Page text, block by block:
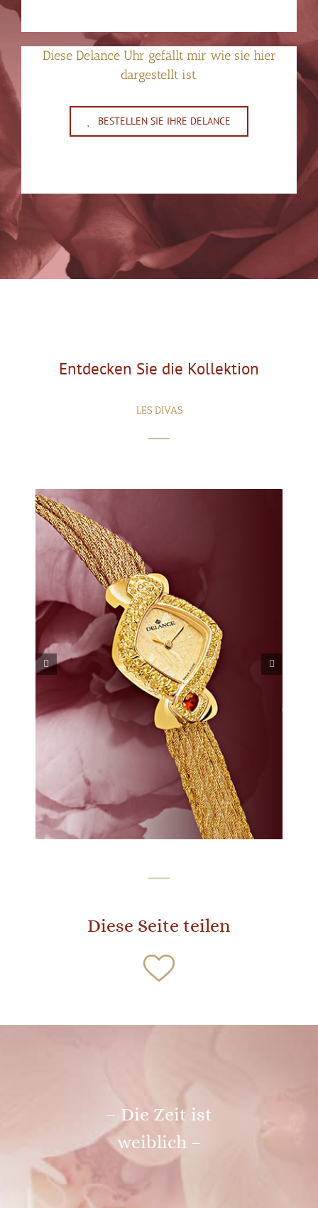
Diese Delance Uhr gefällt mir wie sie hier
dargestellt ist.
BESTELLEN SIE IHRE DELANCE
Entdecken Sie die Kollektion
LES DIVAS
Diese Seite teilen
– Die Zeit ist
weiblich –